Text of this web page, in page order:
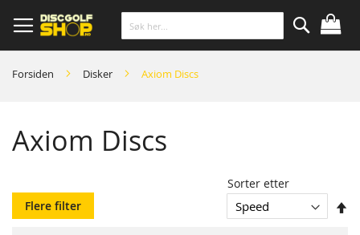
to
Content
Søk
Forsiden Disker Axiom Discs
Axiom Discs
Flere filter
Sorter etter